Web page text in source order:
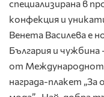
специализирана в
конфекция и
Венета Василева е
България и чужбина
от
награда-плакет